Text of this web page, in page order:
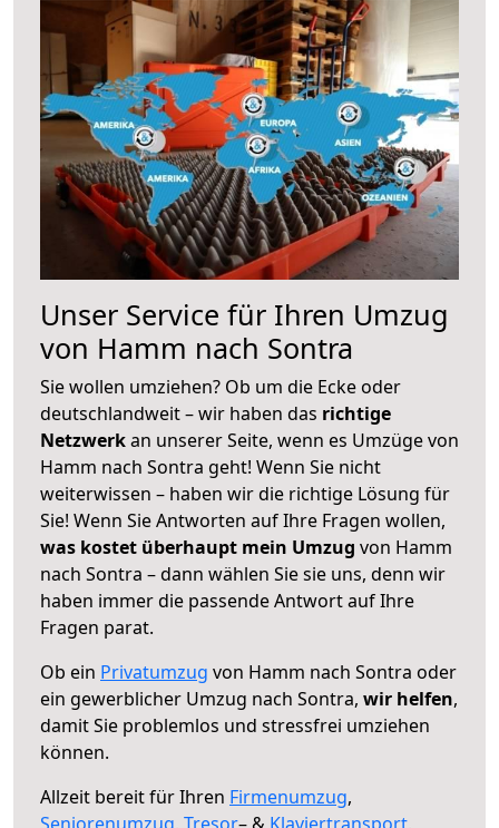
Unser Service für Ihren Umzug
von Hamm nach Sontra
Sie wollen umziehen? Ob um die Ecke oder
deutschlandweit – wir haben das richtige
Netzwerkan unserer Seite, wenn es Umzüge von
Hamm nach Sontra geht! Wenn Sie nicht
weiterwissen – haben wir die richtige Lösung für
Sie! Wenn Sie Antworten auf Ihre Fragen wollen,
was kostet überhaupt mein Umzug von Hamm
nach Sontra – dann wählen Sie sie uns, denn wir
haben immer die passende Antwort auf Ihre
Fragen parat.
Ob ein Privatumzug von Hamm nach Sontra oder
ein gewerblicher Umzug nach Sontra, wir helfen,
damit Sie problemlos und stressfrei umziehen
können.
Allzeit bereit für Ihren Firmenumzug,